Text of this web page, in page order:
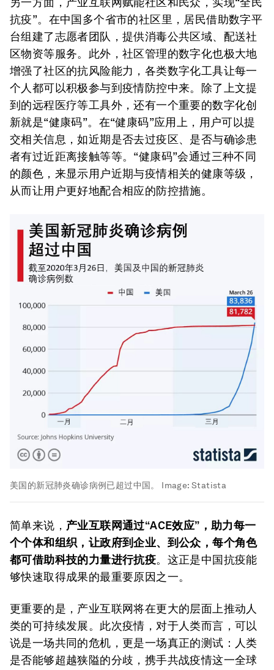
抗疫”。在中国多个省市的社区里，居民借助数字平
台组建了志愿者团队，提供消毒公共区域、配送社
区物资等服务。此外，社区管理的数字化也极大地
增强了社区的抗风险能力，各类数字化工具让每一
个人都可以积极参与到疫情防控中来。除了上文提
到的远程医疗等工具外，还有一个重要的数字化创
新就是“健康码”。在“健康码”应用上，用户可以提
交相关信息，如近期是否去过疫区、是否与确诊患
者有过近距离接触等等。“健康码”会通过三种不同
的颜色，来显示用户近期与疫情相关的健康等级，
从而让用户更好地配合相应的防控措施。
美国的新冠肺炎确诊病例已超过中国。 Image:Statista
简单来说， 产业互联网通过“ACE效应”，助力每一
个个体和组织，让政府到企业、到公众，每个角色
都可借助科技的力量进行抗疫。这正是中国抗疫能
够快速取得成果的最重要原因之一。
更重要的是，产业互联网将在更大的层面上推动人
类的可持续发展。此次疫情，对于人类而言，可以
说是一场共同的危机，更是一场真正的测试：人类
是否能够超越狭隘的分歧，携手共战疫情这一全球